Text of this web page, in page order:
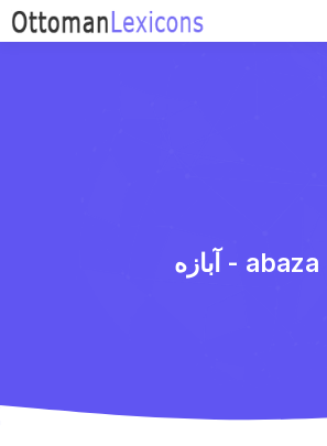
آبازه - abaza